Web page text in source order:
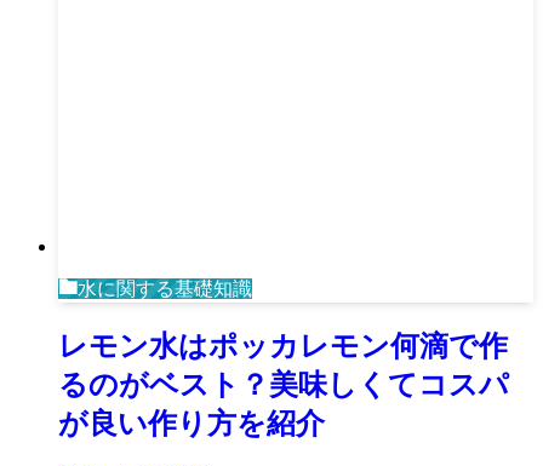
水に関する基礎知識
レモン水はポッカレモン何滴で作
るのがベスト？美味しくてコスパ
が良い作り方を紹介